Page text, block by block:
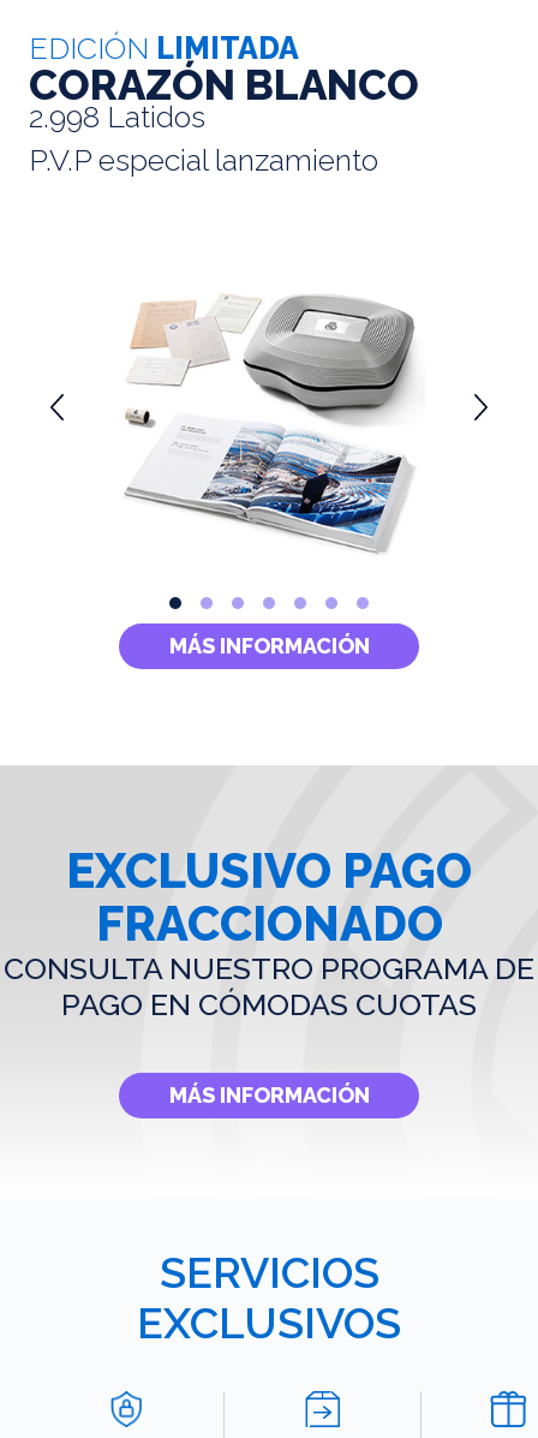
EDICIÓN LIMITADA
CORAZÓN BLANCO
2.998 Latidos
P.V.P especial lanzamiento
MÁS INFORMACIÓN
EXCLUSIVO PAGO
FRACCIONADO
CONSULTA NUESTRO PROGRAMA DE
PAGO EN CÓMODAS CUOTAS
MÁS INFORMACIÓN
SERVICIOS
EXCLUSIVOS